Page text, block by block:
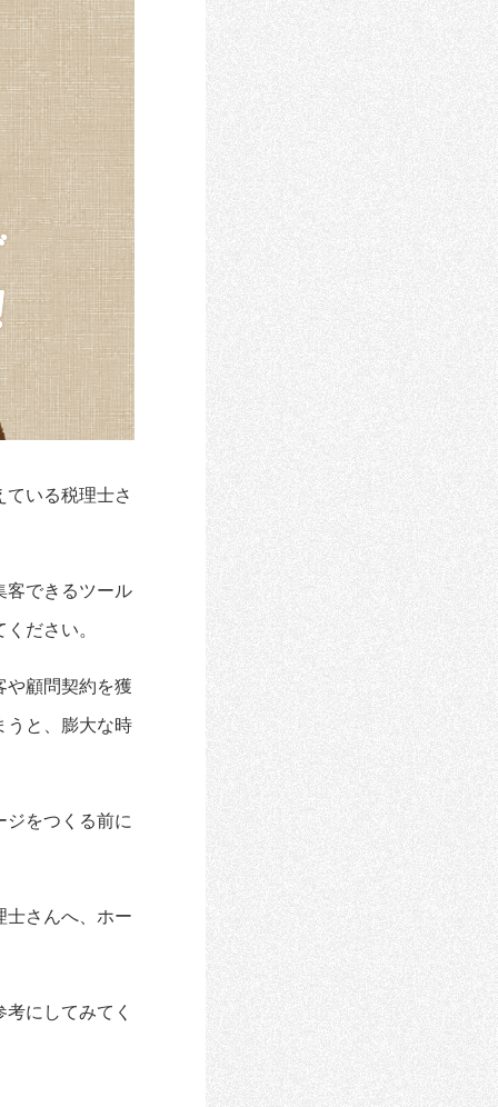
いる税理士さ
客できるツール
ださい。
や顧問契約を獲
うと、膨大な時
ジをつくる前に
士さんへ、ホー
にしてみてく